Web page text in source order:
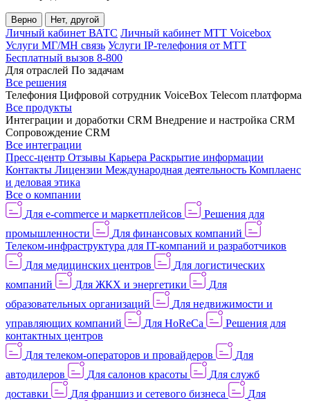
Верно Нет, другой
Личный кабинет ВАТС Личный кабинет МТТ Voicebox
Услуги МГ/МН связь Услуги IP-телефония от МТТ
Бесплатный вызов 8-800
Для отраслей По задачам
Все решения
Телефония Цифровой сотрудник VoiceBox Telecom платформа
Все продукты
Интеграции и доработки CRM Внедрение и настройка CRM
Сопровождение CRM
Все интеграции
Пресс-центр Отзывы Карьера Раскрытие информации
Контакты Лицензии Международная деятельность Комплаенс
и деловая этика
Все о компании
Для e-commerce и маркетплейсов
Решения для
промышленности
Для финансовых компаний
Телеком-инфраструктура для IT-компаний и разработчиков
Для медицинских центров
Для логистических
компаний
Для ЖКХ и энергетики
Для
образовательных организаций
Для недвижимости и
управляющих компаний
Для HoReCa
Решения для
контактных центров
Для телеком-операторов и провайдеров
Для
автодилеров
Для салонов красоты
Для служб
доставки
Для франшиз и сетевого бизнеса
Для